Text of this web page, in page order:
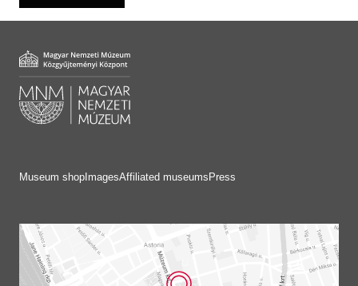
Museum shop ImagesAffiliated museums Press